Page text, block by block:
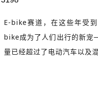
E-bike赛道，在这些年受
bike成为了人们出行的新
量已经超过了电动汽车以及